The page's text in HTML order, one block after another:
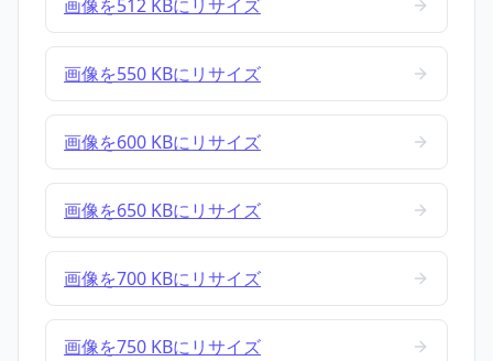
画像を512 KBにリサイズ
画像を550 KBにリサイズ
画像を600 KBにリサイズ
画像を650 KBにリサイズ
画像を700 KBにリサイズ
画像を750 KBにリサイズ